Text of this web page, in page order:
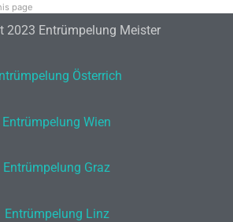
page
2023 Entrümpelung Meister
Österrich
Entrümpelung Wien
Entrümpelung Graz
Entrümpelung Linz